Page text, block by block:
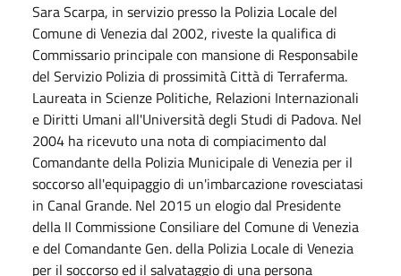
Sara Scarpa, in servizio presso la Polizia Locale del
Comune di Venezia dal 2002, riveste la qualifica di
Commissario principale con mansione di Responsabile
del Servizio Polizia di prossimità Città di Terraferma.
Laureata in Scienze Politiche, Relazioni Internazionali
e Diritti Umani all'Università degli Studi di Padova. Nel
2004 ha ricevuto una nota di compiacimento dal
Comandante della Polizia Municipale di Venezia per il
soccorso all'equipaggio di un'imbarcazione rovesciatasi
in Canal Grande. Nel 2015 un elogio dal Presidente
della II Commissione Consiliare del Comune di Venezia
e del Comandante Gen. della Polizia Locale di Venezia
per il soccorso ed il salvataggio di una persona